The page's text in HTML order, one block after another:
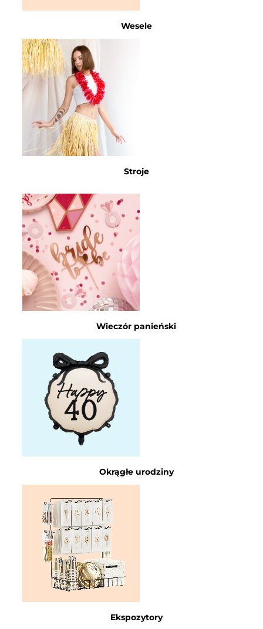
Wesele
Stroje
Wieczór panieński
Okrągłe urodziny
Ekspozytory